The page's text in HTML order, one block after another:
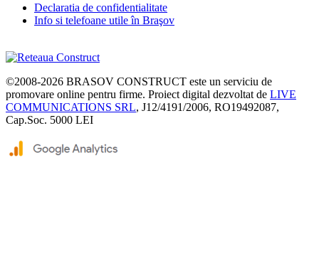
Declaratia de confidentialitate
Info si telefoane utile în Braşov
©2008-2026 BRASOV CONSTRUCT este un serviciu de
promovare online pentru firme. Proiect digital dezvoltat de LIVE
COMMUNICATIONS SRL, J12/4191/2006, RO19492087,
Cap.Soc. 5000 LEI